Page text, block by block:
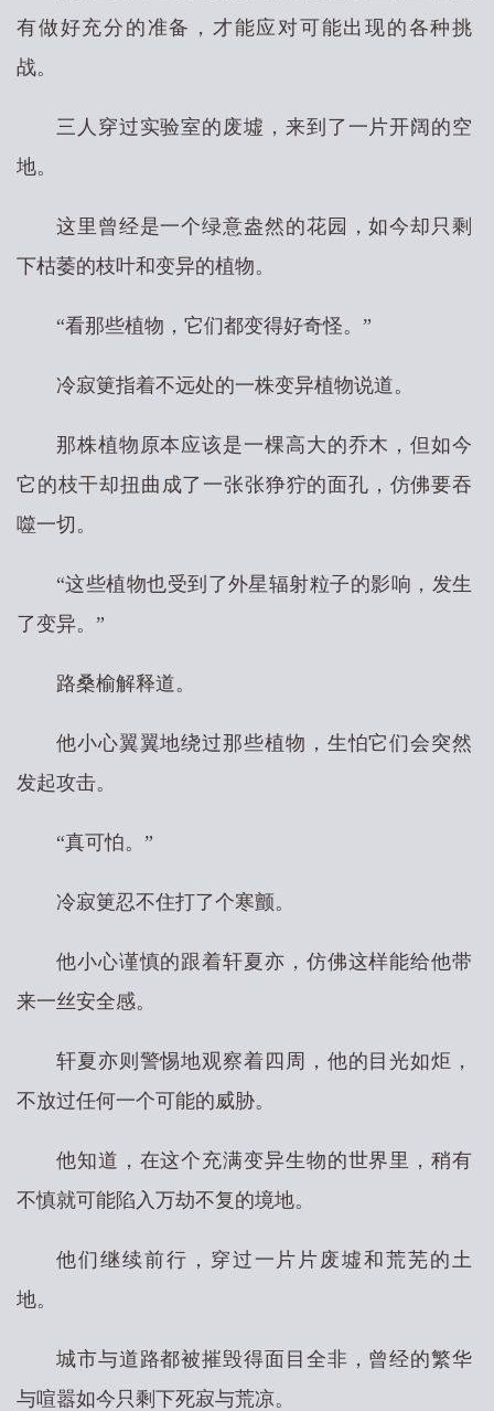
有做好充分的准备，才能应对可能出现的各种挑
战。
三人穿过实验室的废墟，来到了一片开阔的空
地。
这里曾经是一个绿意盎然的花园，如今却只剩
下枯萎的枝叶和变异的植物。
“看那些植物，它们都变得好奇怪。”
冷寂筻指着不远处的一株变异植物说道。
那株植物原本应该是一棵高大的乔木，但如今
它的枝干却扭曲成了一张张狰狞的面孔，仿佛要吞
噬一切。
“这些植物也受到了外星辐射粒子的影响，发生
了变异。”
路桑榆解释道。
他小心翼翼地绕过那些植物，生怕它们会突然
发起攻击。
“真可怕。”
冷寂筻忍不住打了个寒颤。
他小心谨慎的跟着轩夏亦，仿佛这样能给他带
来一丝安全感。
轩夏亦则警惕地观察着四周，他的目光如炬，
不放过任何一个可能的威胁。
他知道，在这个充满变异生物的世界里，稍有
不慎就可能陷入万劫不复的境地。
他们继续前行，穿过一片片废墟和荒芜的土
地。
城市与道路都被摧毁得面目全非，曾经的繁华
与喧嚣如今只剩下死寂与荒凉。